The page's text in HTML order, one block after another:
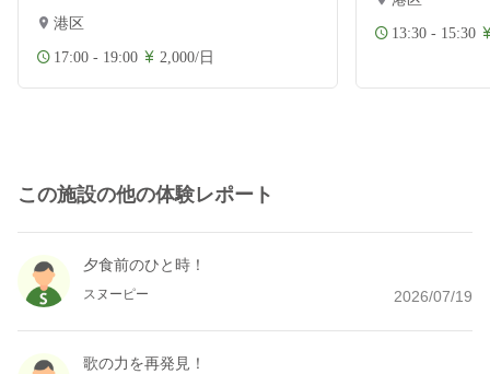
港区
17:00 - 19:00 2,000/日
13:30 - 15:30
この施設の他の体験レポート
夕食前のひと時！
スヌーピー 2026/07/19
歌の力を再発見！